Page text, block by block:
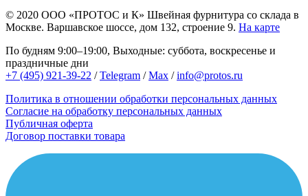
© 2020 ООО «ПРОТОС и К» Швейная фурнитура со склада в
Москве. Варшавское шоссе, дом 132, строение 9. На карте
По будням 9:00–19:00, Выходные: суббота, воскресенье и
праздничные дни
+7 (495) 921-39-22 /Telegram /Max /info@protos.ru
Политика в отношении обработки персональных данных
Согласие на обработку персональных данных
Публичная оферта
Договор поставки товара